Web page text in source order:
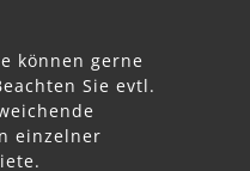
können gerne
Sie evtl.
einzelner